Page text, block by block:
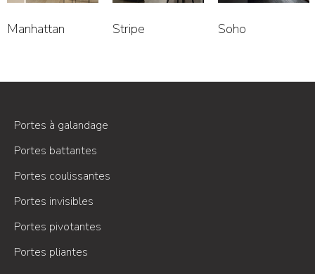
Manhattan Stripe Soho
Portes à galandage
Portes battantes
Portes coulissantes
Portes invisibles
Portes pivotantes
Portes pliantes